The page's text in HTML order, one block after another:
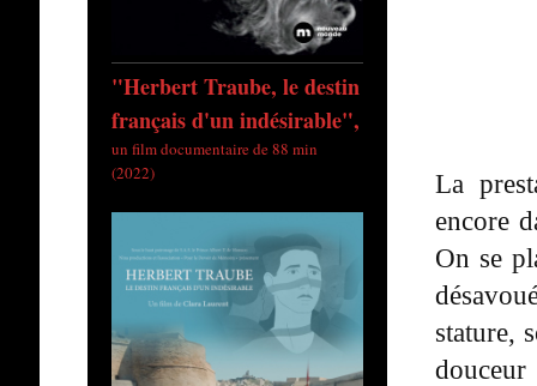
La
encore
On se
stature,
douceur
"Herbert Traube, le destin
français d'un indésirable",
un film documentaire de 88 min
(2022)